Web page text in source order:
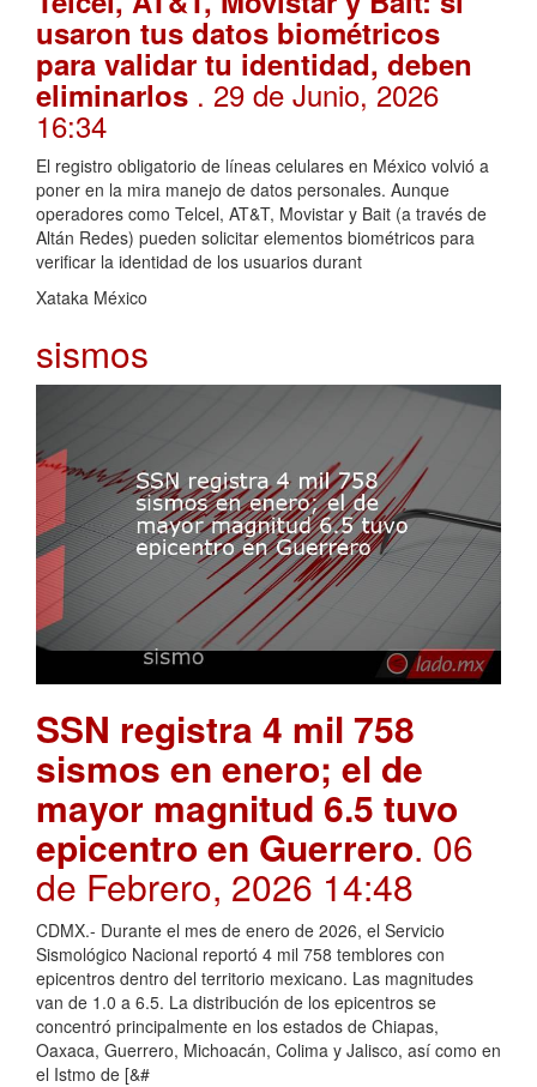
usaron tus datos biométricos
para validar tu identidad, deben
eliminarlos . 29 de Junio, 2026
16:34
El registro obligatorio de líneas celulares en México volvió a
poner en la mira manejo de datos personales. Aunque
operadores como Telcel, AT&T, Movistar y Bait (a través de
Altán Redes) pueden solicitar elementos biométricos para
verificar la identidad de los usuarios durant
Xataka México
sismos
SSN registra 4 mil 758
sismos en enero; el de
mayor magnitud 6.5 tuvo
epicentro en Guerrero. 06
de Febrero, 2026 14:48
CDMX.- Durante el mes de enero de 2026, el Servicio
Sismológico Nacional reportó 4 mil 758 temblores con
epicentros dentro del territorio mexicano. Las magnitudes
van de 1.0 a 6.5. La distribución de los epicentros se
concentró principalmente en los estados de Chiapas,
Oaxaca, Guerrero, Michoacán, Colima y Jalisco, así como en
el Istmo de [&#